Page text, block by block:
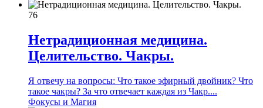
76
Нетрадиционная медицина.
Целительство. Чакры.
Я отвечу на вопросы: Что такое эфирный двойник? Что
такое чакры? За что отвечает каждая из Чакр....
Фокусы и Магия